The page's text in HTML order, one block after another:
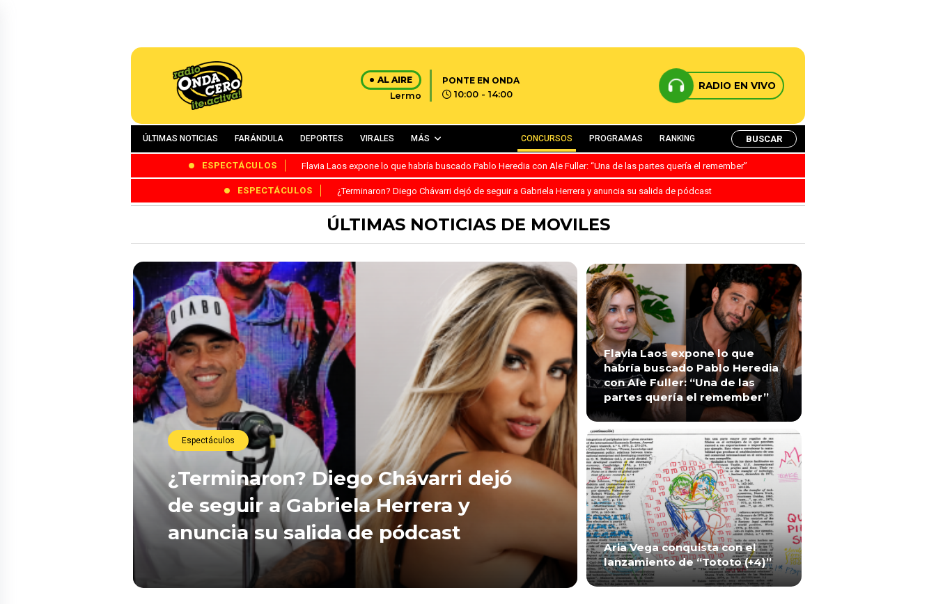
AL AIRE
Lermo
PONTE EN ONDA
10:00 - 14:00
RADIO EN VIVO
ÚLTIMAS NOTICIAS FARÁNDULA DEPORTES VIRALES MÁS CONCURSOS PROGRAMAS RANKING BUSCAR
ESPECTÁCULOS Flavia Laos expone lo que habría buscado Pablo Heredia con Ale Fuller: “Una de las partes quería el remember”
ESPECTÁCULOS ¿Terminaron? Diego Chávarri dejó de seguir a Gabriela Herrera y anuncia su salida de pódcast
ÚLTIMAS NOTICIAS DE MOVILES
Espectáculos
¿Terminaron? Diego Chávarri dejó
de seguir a Gabriela Herrera y
anuncia su salida de pódcast
Flavia Laos expone lo que
habría buscado Pablo Heredia
con Ale Fuller: “Una de las
partes quería el remember”
Aria Vega conquista con el
lanzamiento de “Tototo (+4)”